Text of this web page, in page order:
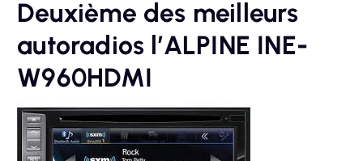
Deuxième des meilleurs
autoradios l’ALPINE INE-
W960HDMI